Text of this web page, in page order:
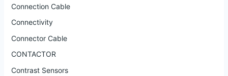
Connection Cable
Connectivity
Connector Cable
CONTACTOR
Contrast Sensors